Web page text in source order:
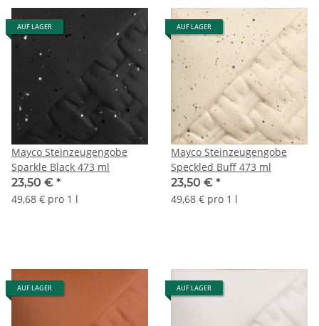
AUF LAGER
Mayco Steinzeugengobe
Sparkle Black 473 ml
23,50 € *
49,68 € pro 1 l
AUF LAGER
Mayco Steinzeugengobe
Speckled Buff 473 ml
23,50 € *
49,68 € pro 1 l
AUF LAGER AUF LAGER